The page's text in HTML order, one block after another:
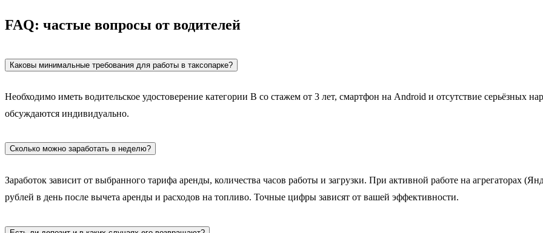
FAQ: частые вопросы от водителей
Каковы минимальные требования для работы в таксопарке?
Необходимо иметь водительское удостоверение категории B со стажем от 3 лет, смартфон на Android и отсутствие серьёзных
обсуждаются индивидуально.
Сколько можно заработать в неделю?
Заработок зависит от выбранного тарифа аренды, количества часов работы и загрузки. При активной работе на агрегаторах
рублей в день после вычета аренды и расходов на топливо. Точные цифры зависят от вашей эффективности.